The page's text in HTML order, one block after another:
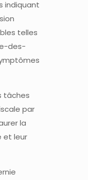
indiquant
telles
des-
tâches
par
la
et leur